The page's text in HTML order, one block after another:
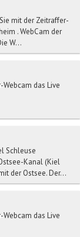
mit der Zeitraffer-
. WebCam der
W...
das Live
Schleuse
Kanal (Kiel
der Ostsee. Der...
das Live